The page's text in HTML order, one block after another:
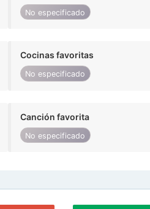
No especificado
Cocinas favoritas
No especificado
Canción favorita
No especificado